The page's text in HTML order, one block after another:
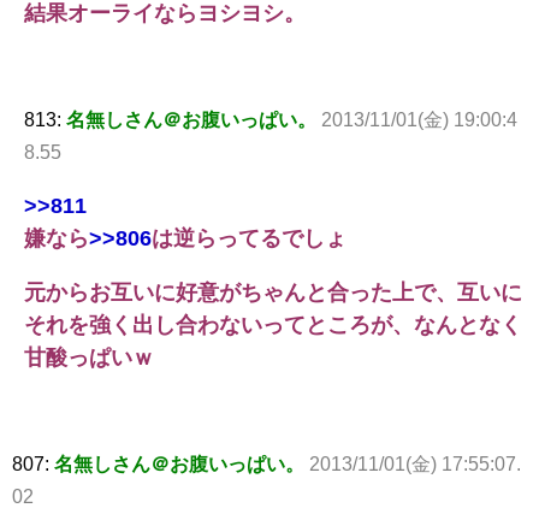
結果オーライならヨシヨシ。
813: 名無しさん＠お腹いっぱい。
2013/11/01(金) 19:00:4
8.55
>>811
嫌なら>>806は逆らってるでしょ
元からお互いに好意がちゃんと合った上で、互いに
それを強く出し合わないってところが、なんとなく
甘酸っぱいｗ
807: 名無しさん＠お腹いっぱい。
2013/11/01(金) 17:55:07.
02